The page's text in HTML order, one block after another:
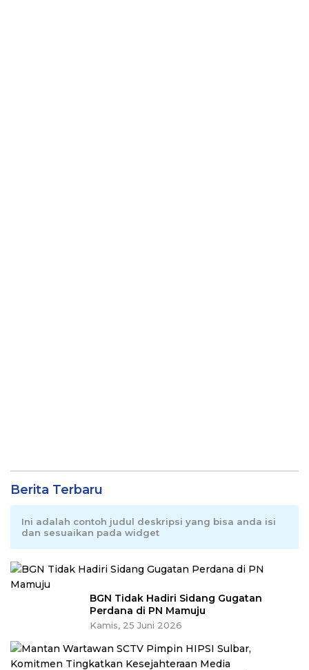
Berita Terbaru
Ini adalah contoh judul deskripsi yang bisa anda isi
dan sesuaikan pada widget
BGN Tidak Hadiri Sidang Gugatan
Perdana di PN Mamuju
Kamis, 25 Juni 2026